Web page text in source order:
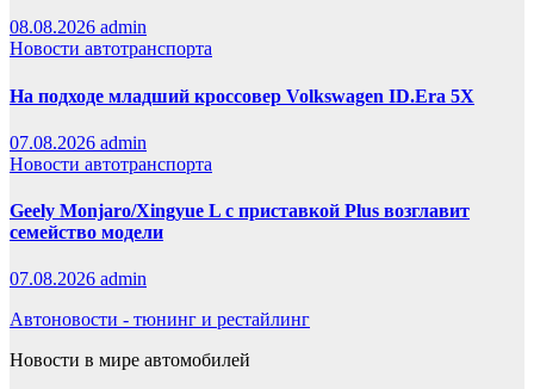
08.08.2026 admin
Новости автотранспорта
На подходе младший кроссовер Volkswagen ID.Era 5X
07.08.2026 admin
Новости автотранспорта
Geely Monjaro/Xingyue L с приставкой Plus возглавит
семейство модели
07.08.2026 admin
Автоновости - тюнинг и рестайлинг
Новости в мире автомобилей